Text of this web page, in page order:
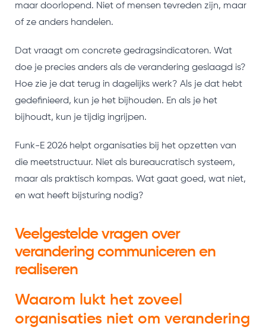
maar doorlopend. Niet of mensen tevreden zijn, maar
of ze anders handelen.
Dat vraagt om concrete gedragsindicatoren. Wat
doe je precies anders als de verandering geslaagd is?
Hoe zie je dat terug in dagelijks werk? Als je dat hebt
gedefinieerd, kun je het bijhouden. En als je het
bijhoudt, kun je tijdig ingrijpen.
Funk-E 2026 helpt organisaties bij het opzetten van
die meetstructuur. Niet als bureaucratisch systeem,
maar als praktisch kompas. Wat gaat goed, wat niet,
en wat heeft bijsturing nodig?
Veelgestelde vragen over
verandering communiceren en
realiseren
Waarom lukt het zoveel
organisaties niet om verandering